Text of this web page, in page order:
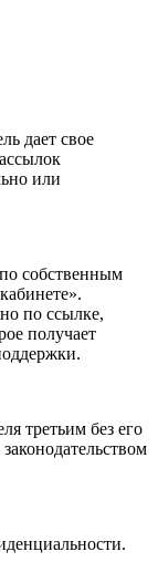
дает свое
или
собственным
по ссылке,
получает
третьим без его